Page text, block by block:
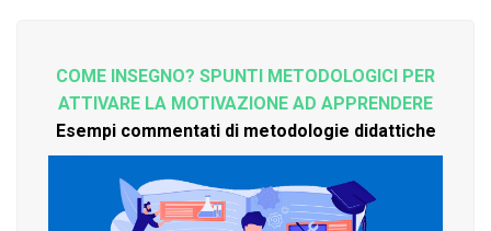
COME INSEGNO? SPUNTI METODOLOGICI PER
ATTIVARE LA MOTIVAZIONE AD APPRENDERE
Esempi commentati di metodologie didattiche